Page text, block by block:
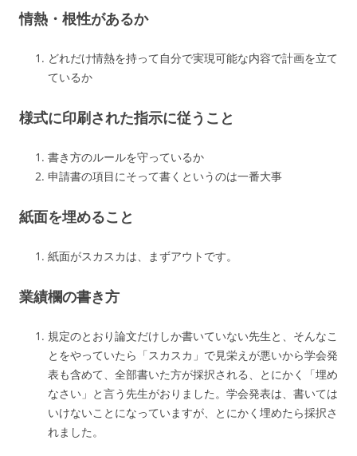
情熱・根性があるか
どれだけ情熱を持って自分で実現可能な内容で計画を立て
ているか
様式に印刷された指示に従うこと
書き方のルールを守っているか
申請書の項目にそって書くというのは一番大事
紙面を埋めること
紙面がスカスカは、まずアウトです。
業績欄の書き方
規定のとおり論文だけしか書いていない先生と、そんなこ
とをやっていたら「スカスカ」で見栄えが悪いから学会発
表も含めて、全部書いた方が採択される、とにかく「埋め
なさい」と言う先生がおりました。学会発表は、書いては
いけないことになっていますが、とにかく埋めたら採択さ
れました。